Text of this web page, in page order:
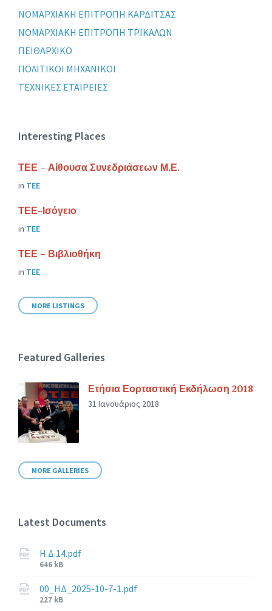
ΝΟΜΑΡΧΙΑΚΗ ΕΠΙΤΡΟΠΗ ΚΑΡΔΙΤΣΑΣ
ΝΟΜΑΡΧΙΑΚΗ ΕΠΙΤΡΟΠΗ ΤΡΙΚΑΛΩΝ
ΠΕΙΘΑΡΧΙΚΟ
ΠΟΛΙΤΙΚΟΙ ΜΗΧΑΝΙΚΟΙ
ΤΕΧΝΙΚΕΣ ΕΤΑΙΡΕΙΕΣ
Interesting Places
ΤΕΕ – Αίθουσα Συνεδριάσεων Μ.Ε.
in ΤΕΕ
ΤΕΕ-Ισόγειο
in ΤΕΕ
ΤΕΕ – Βιβλιοθήκη
in ΤΕΕ
MORE LISTINGS
Featured Galleries
Ετήσια Εορταστική Εκδήλωση 2018
31 Ιανουάριος 2018
MORE GALLERIES
Latest Documents
Η.Δ.14.pdf
File
size:
646 kB
00_ΗΔ_2025-10-7-1.pdf
File
227 kB